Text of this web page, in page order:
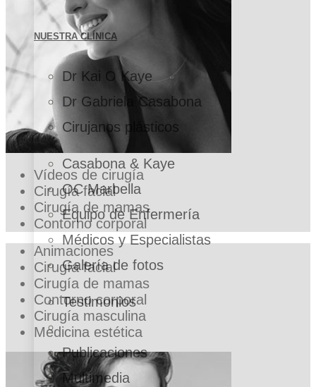
NUESTRA CLÍNICA
Dr Kai O Kaye
Dr Gabriela Casabona
Cirujanos plásticos
Casabona & Kaye
OC Marbella
Equipo de Enfermería
Médicos y Especialistas
Galería de fotos
Testimonios
Publicaciones
Multimedia
Vídeos de cirugía
Cirugía facial
Cirugía de mamas
Contorno corporal
Animaciones
Cirugía facial
Cirugía de mamas
Contorno corporal
Cirugía masculina
Medicina estética